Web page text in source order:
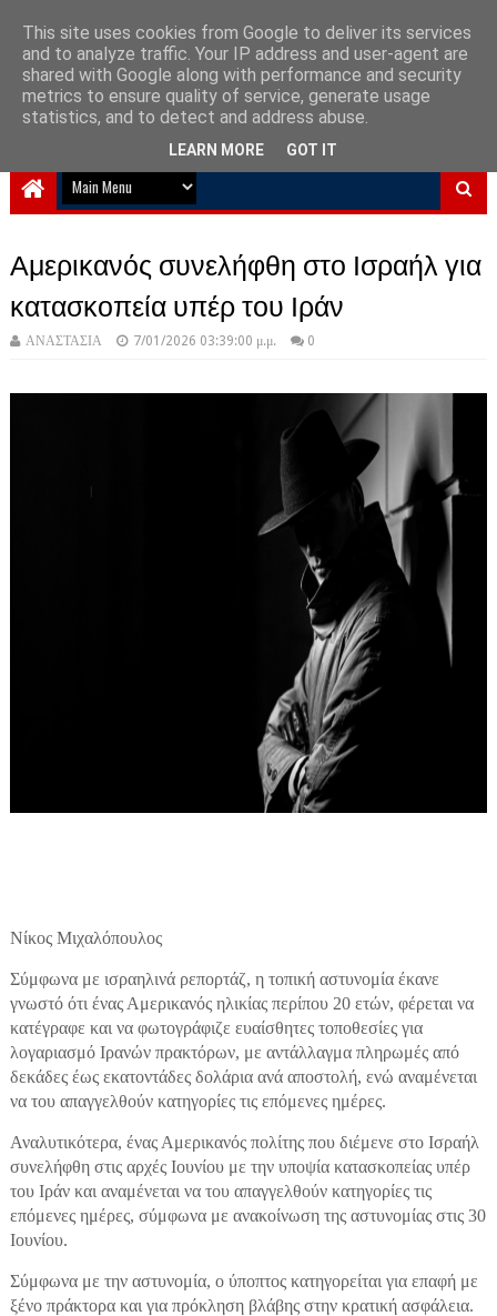
NewPlanet09
Ειδήσεις νέα από την Ελλάδα και τον κόσμο
Αμερικανός συνελήφθη στο Ισραήλ για
κατασκοπεία υπέρ του Ιράν
ΑΝΑΣΤΑΣΙΑ 7/01/2026 03:39:00 μ.μ. 0
Νίκος Μιχαλόπουλος
Σύμφωνα με ισραηλινά ρεπορτάζ, η τοπική αστυνομία έκανε
γνωστό ότι ένας Αμερικανός ηλικίας περίπου 20 ετών, φέρεται να
κατέγραφε και να φωτογράφιζε ευαίσθητες τοποθεσίες για
λογαριασμό Ιρανών πρακτόρων, με αντάλλαγμα πληρωμές από
δεκάδες έως εκατοντάδες δολάρια ανά αποστολή, ενώ αναμένεται
να του απαγγελθούν κατηγορίες τις επόμενες ημέρες.
Αναλυτικότερα, ένας Αμερικανός πολίτης που διέμενε στο Ισραήλ
συνελήφθη στις αρχές Ιουνίου με την υποψία κατασκοπείας υπέρ
του Ιράν και αναμένεται να του απαγγελθούν κατηγορίες τις
επόμενες ημέρες, σύμφωνα με ανακοίνωση της αστυνομίας στις 30
Ιουνίου.
Σύμφωνα με την αστυνομία, ο ύποπτος κατηγορείται για επαφή με
ξένο πράκτορα και για πρόκληση βλάβης στην κρατική ασφάλεια.
This site uses cookies from Google to deliver its services
and to analyze traffic. Your IP address and user-agent are
shared with Google along with performance and security
metrics to ensure quality of service, generate usage
statistics, and to detect and address abuse.
LEARN MORE GOT IT